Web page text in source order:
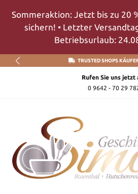
Zum Hauptinhalt springen
Sommeraktion: Jetzt bis zu 20
sichern! • Letzter
Betriebsurlaub:
TRUSTED SHOPS
Rufen Sie uns jetzt
0 9642 - 70 29